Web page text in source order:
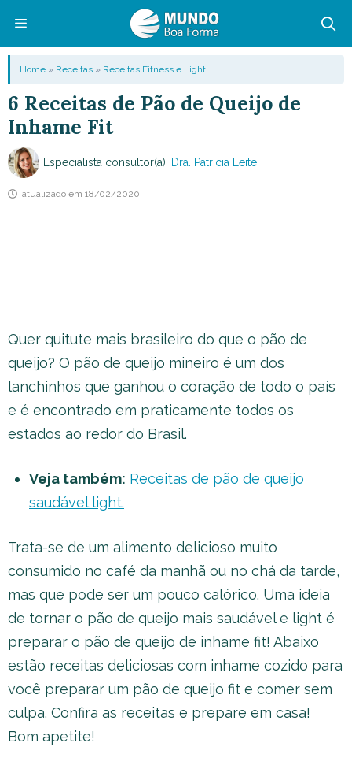
conteúdo
Menu
Home » Receitas » Receitas Fitness e Light
6 Receitas de Pão de Queijo de
Inhame Fit
Especialista consultor(a): Dra. Patricia Leite
atualizado em 18/02/2020
Quer quitute mais brasileiro do que o pão de
queijo? O pão de queijo mineiro é um dos
lanchinhos que ganhou o coração de todo o país
e é encontrado em praticamente todos os
estados ao redor do Brasil.
Veja também: Receitas de pão de queijo
saudável light.
Trata-se de um alimento delicioso muito
consumido no café da manhã ou no chá da tarde,
mas que pode ser um pouco calórico. Uma ideia
de tornar o pão de queijo mais saudável e light é
preparar o pão de queijo de inhame fit! Abaixo
estão receitas deliciosas com inhame cozido para
você preparar um pão de queijo fit e comer sem
culpa. Confira as receitas e prepare em casa!
Bom apetite!